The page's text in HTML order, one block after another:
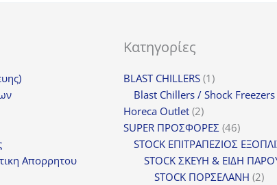
Απορρητου
Κατηγορίες
BLAST CHILLERS 11
προϊόν
Blast Chillers / Shock Freezers
Horeca Outlet 22
προϊόντα
SUPER ΠΡΟΣΦΟΡΕΣ 4646
STOCK ΕΠΙΤΡΑΠΕΖΙΟΣ
STOCK ΣΚΕΥΗ & ΕΙΔΗ
STOCK ΠΟΡΣΕΛΑΝΗ 22